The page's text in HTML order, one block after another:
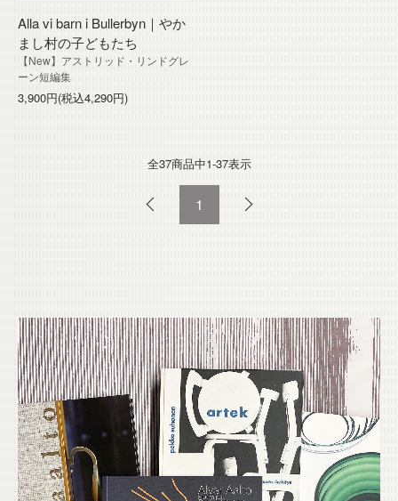
Alla vi barn i Bullerbyn｜やか
まし村の子どもたち
【New】アストリッド・リンドグレ
ーン短編集
3,900円(税込4,290円)
全37商品中1-37表示
1